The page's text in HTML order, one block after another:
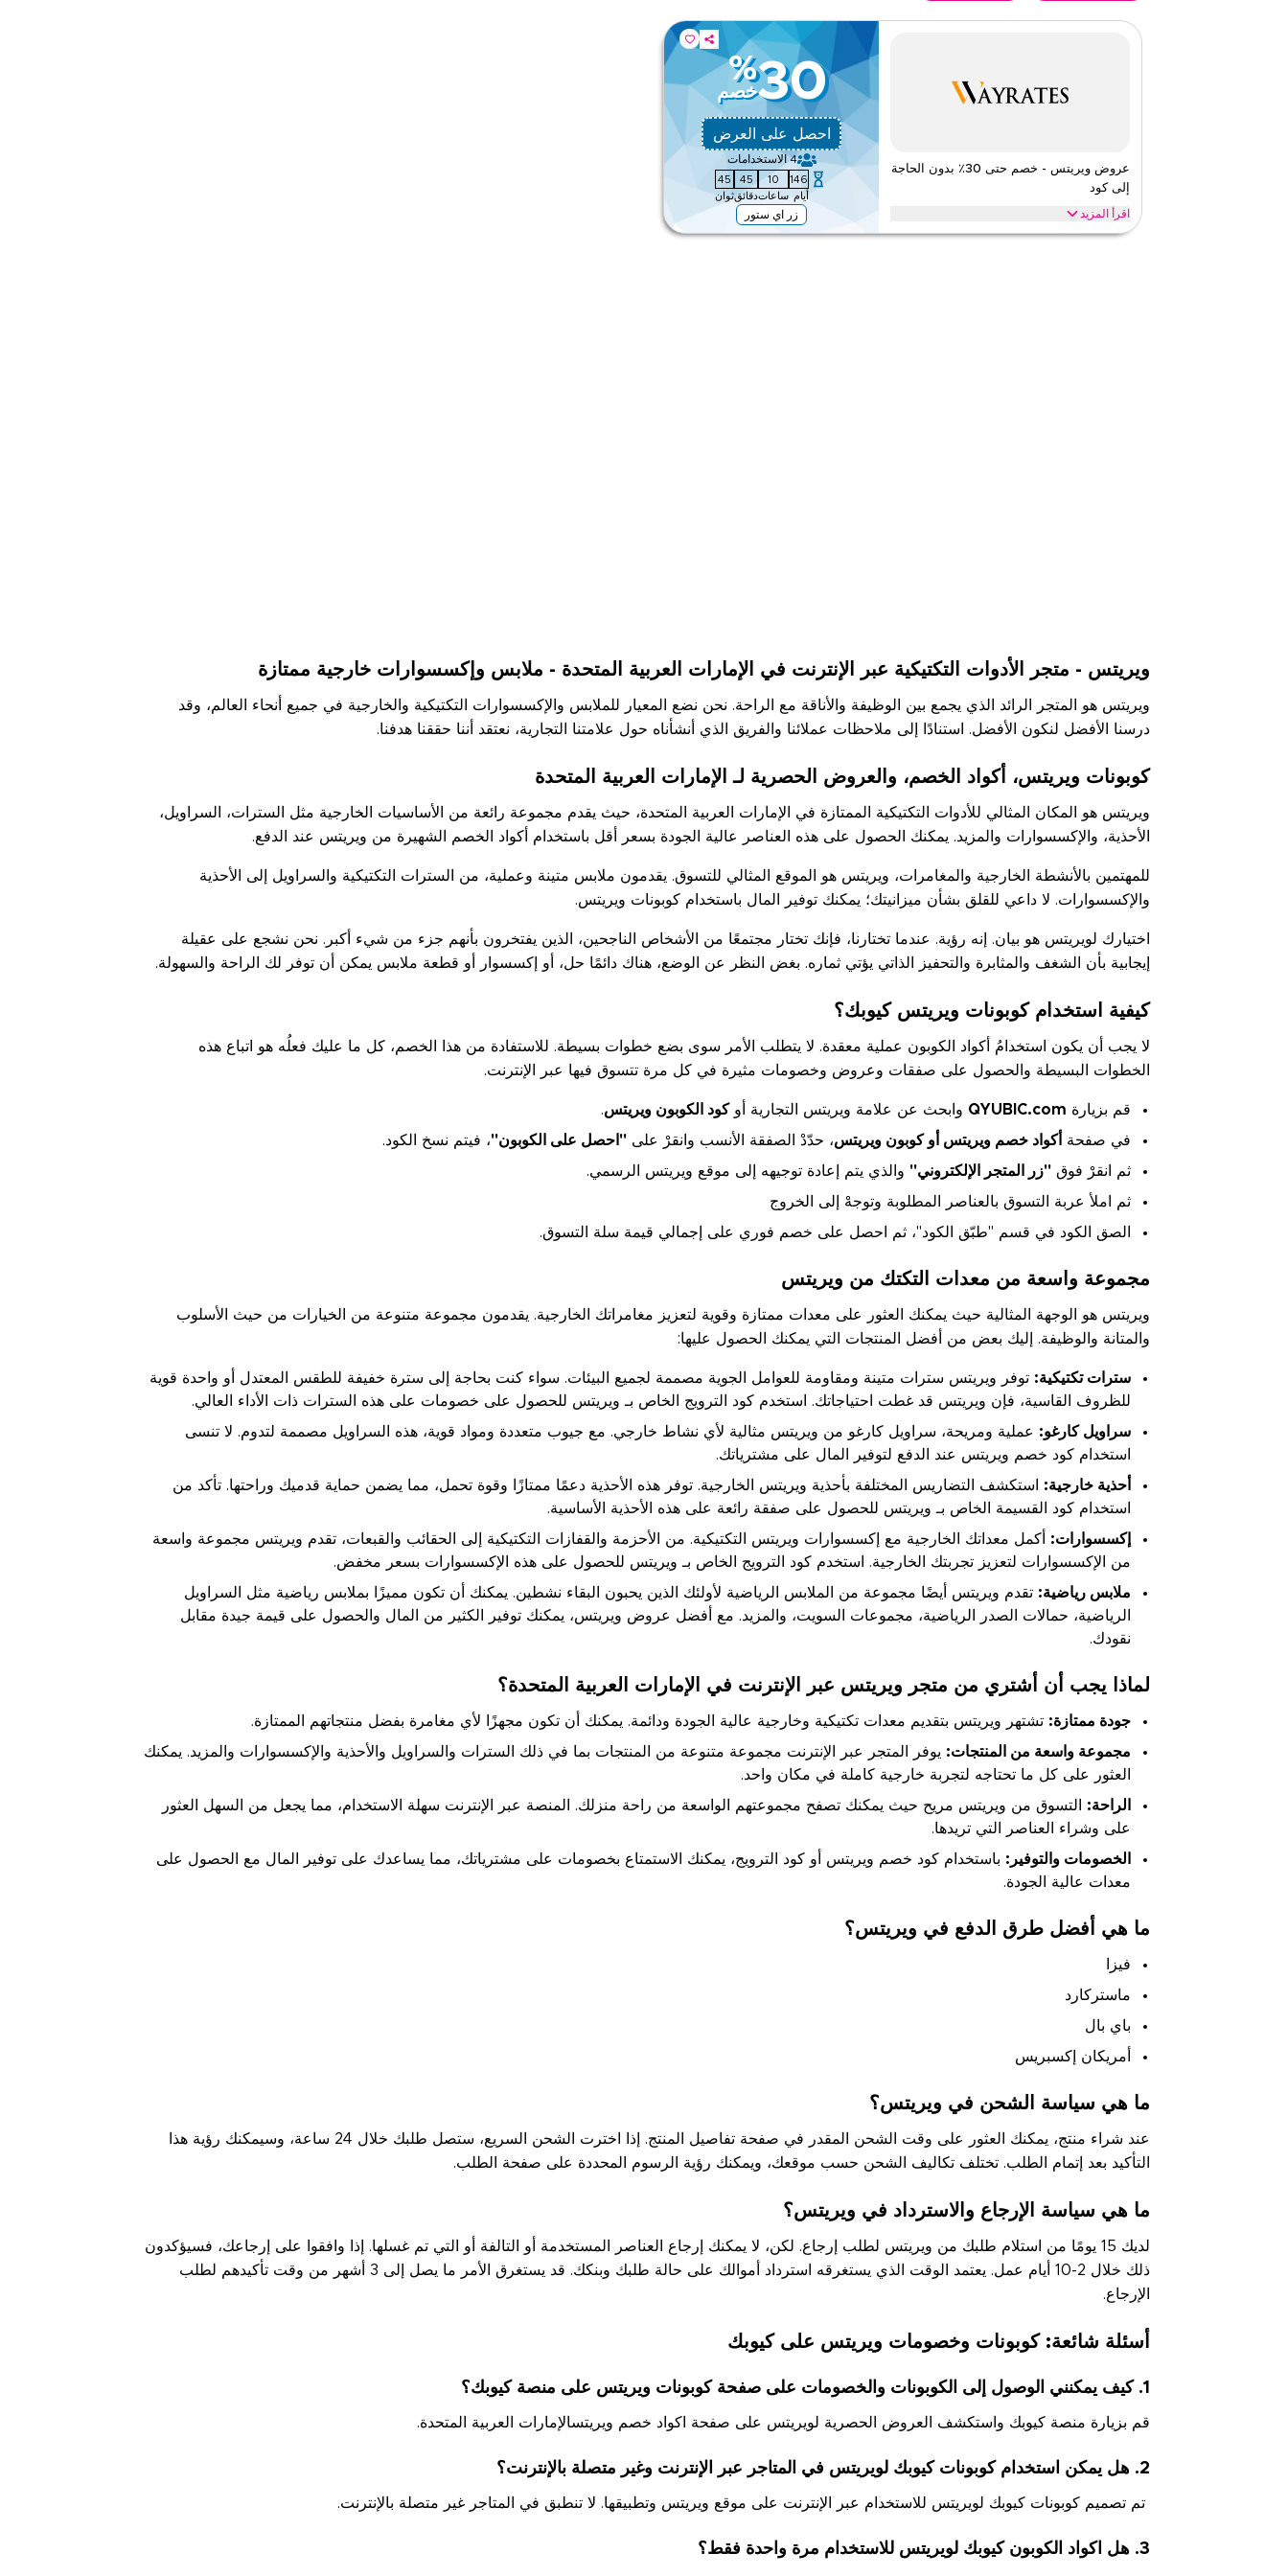
عروض ويريتس - خصم حتى 30٪ بدون الحاجة
إلى كود
اقرأ المزيد
30
%
خصم
احصل على العرض
4 الاستخدامات
146
أيام
10
ساعات
45
دقائق
44
ثوان
زر اي ستور
عروض حصرية تصل إلى 30% على ويريتس. وفر على الموضة من خلال الويب/التطبيق
ويريتس - متجر الأدوات التكتيكية عبر الإنترنت في الإمارات العربية المتحدة - ملابس وإكسسوارات خارجية ممتازة
ويريتس هو المتجر الرائد الذي يجمع بين الوظيفة والأناقة مع الراحة. نحن نضع المعيار للملابس والإكسسوارات التكتيكية والخارجية في جميع أنحاء العالم، وقد
درسنا الأفضل لنكون الأفضل. استنادًا إلى ملاحظات عملائنا والفريق الذي أنشأناه حول علامتنا التجارية، نعتقد أننا حققنا هدفنا.
كوبونات ويريتس، أكواد الخصم، والعروض الحصرية لـ الإمارات العربية المتحدة
ويريتس هو المكان المثالي للأدوات التكتيكية الممتازة في الإمارات العربية المتحدة، حيث يقدم مجموعة رائعة من الأساسيات الخارجية مثل السترات، السراويل،
الأحذية، والإكسسوارات والمزيد. يمكنك الحصول على هذه العناصر عالية الجودة بسعر أقل باستخدام أكواد الخصم الشهيرة من ويريتس عند الدفع.
للمهتمين بالأنشطة الخارجية والمغامرات، ويريتس هو الموقع المثالي للتسوق. يقدمون ملابس متينة وعملية، من السترات التكتيكية والسراويل إلى الأحذية
والإكسسوارات. لا داعي للقلق بشأن ميزانيتك؛ يمكنك توفير المال باستخدام كوبونات ويريتس.
اختيارك لويريتس هو بيان. إنه رؤية. عندما تختارنا، فإنك تختار مجتمعًا من الأشخاص الناجحين، الذين يفتخرون بأنهم جزء من شيء أكبر. نحن نشجع على عقيلة
إيجابية بأن الشغف والمثابرة والتحفيز الذاتي يؤتي ثماره. بغض النظر عن الوضع، هناك دائمًا حل، أو إكسسوار أو قطعة ملابس يمكن أن توفر لك الراحة والسهولة.
كيفية استخدام كوبونات ويريتس كيوبك؟
لا يجب أن يكون استخدامُ أكواد الكوبون عملية معقدة. لا يتطلب الأمر سوى بضع خطوات بسيطة. للاستفادة من هذا الخصم، كل ما عليك فعلُه هو اتباع هذه
الخطوات البسيطة والحصول على صفقات وعروض وخصومات مثيرة في كل مرة تتسوق فيها عبر الإنترنت.
قم بزيارة QYUBIC.com وابحث عن علامة ويريتس التجارية أو كود الكوبون ويريتس.
في صفحة
أكواد خصم ويريتس أو كوبون ويريتس، حدّدْ الصفقة الأنسب وانقرْ على "احصل على الكوبون"، فيتم نسخ الكود.
ثم انقرْ فوق "زر المتجر الإلكتروني" والذي يتم إعادة توجيهه إلى موقع ويريتس الرسمي.
ثم املأ عربة التسوق بالعناصر المطلوبة وتوجهْ إلى الخروج
الصق الكود في قسم "طبّق الكود"، ثم احصل على خصم فوري على إجمالي قيمة سلة التسوق.
مجموعة واسعة من معدات التكتك من ويريتس
ويريتس هو الوجهة المثالية حيث يمكنك العثور على معدات ممتازة وقوية لتعزيز مغامراتك الخارجية. يقدمون مجموعة متنوعة من الخيارات من حيث الأسلوب
والمتانة والوظيفة. إليك بعض من أفضل المنتجات التي يمكنك الحصول عليها:
سترات تكتيكية: توفر ويريتس سترات متينة ومقاومة للعوامل الجوية مصممة لجميع البيئات. سواء كنت بحاجة إلى سترة خفيفة للطقس المعتدل أو واحدة قوية
للظروف القاسية، فإن ويريتس قد غطت احتياجاتك. استخدم كود الترويج الخاص بـ ويريتس للحصول على خصومات على هذه السترات ذات الأداء العالي.
سراويل كارغو: عملية ومريحة، سراويل كارغو من ويريتس مثالية لأي نشاط خارجي. مع جيوب متعددة ومواد قوية، هذه السراويل مصممة لتدوم. لا تنسى
استخدام كود خصم ويريتس عند الدفع لتوفير المال على مشترياتك.
أحذية خارجية: استكشف التضاريس المختلفة بأحذية ويريتس الخارجية. توفر هذه الأحذية دعمًا ممتازًا وقوة تحمل، مما يضمن حماية قدميك وراحتها. تأكد من
استخدام كود القسيمة الخاص بـ ويريتس للحصول على صفقة رائعة على هذه الأحذية الأساسية.
إكسسوارات: أكمل معداتك الخارجية مع إكسسوارات ويريتس التكتيكية. من الأحزمة والقفازات التكتيكية إلى الحقائب والقبعات، تقدم ويريتس مجموعة واسعة
من الإكسسوارات لتعزيز تجربتك الخارجية. استخدم كود الترويج الخاص بـ ويريتس للحصول على هذه الإكسسوارات بسعر مخفض.
ملابس رياضية: تقدم ويريتس أيضًا مجموعة من الملابس الرياضية لأولئك الذين يحبون البقاء نشطين. يمكنك أن تكون مميزًا بملابس رياضية مثل السراويل
الرياضية، حمالات الصدر الرياضية، مجموعات السويت، والمزيد. مع أفضل عروض ويريتس، يمكنك توفير الكثير من المال والحصول على قيمة جيدة مقابل
نقودك.
لماذا يجب أن أشتري من متجر ويريتس عبر الإنترنت في الإمارات العربية المتحدة؟
جودة ممتازة: تشتهر ويريتس بتقديم معدات تكتيكية وخارجية عالية الجودة ودائمة. يمكنك أن تكون مجهزًا لأي مغامرة بفضل منتجاتهم الممتازة.
مجموعة واسعة من المنتجات: يوفر المتجر عبر الإنترنت مجموعة متنوعة من المنتجات بما في ذلك السترات والسراويل والأحذية والإكسسوارات والمزيد. يمكنك
العثور على كل ما تحتاجه لتجربة خارجية كاملة في مكان واحد.
الراحة: التسوق من ويريتس مريح حيث يمكنك تصفح مجموعتهم الواسعة من راحة منزلك. المنصة عبر الإنترنت سهلة الاستخدام، مما يجعل من السهل العثور
على وشراء العناصر التي تريدها.
الخصومات والتوفير: باستخدام كود خصم ويريتس أو كود الترويج، يمكنك الاستمتاع بخصومات على مشترياتك، مما يساعدك على توفير المال مع الحصول على
معدات عالية الجودة.
ما هي أفضل طرق الدفع في ويريتس؟
فيزا
ماستركارد
باي بال
أمريكان إكسبريس
ما هي سياسة الشحن في ويريتس؟
عند شراء منتج، يمكنك العثور على وقت الشحن المقدر في صفحة تفاصيل المنتج. إذا اخترت الشحن السريع، ستصل طلبك خلال 24 ساعة، وسيمكنك رؤية هذا
التأكيد بعد إتمام الطلب. تختلف تكاليف الشحن حسب موقعك، ويمكنك رؤية الرسوم المحددة على صفحة الطلب.
ما هي سياسة الإرجاع والاسترداد في ويريتس؟
لديك 15 يومًا من استلام طلبك من ويريتس لطلب إرجاع. لكن، لا يمكنك إرجاع العناصر المستخدمة أو التالفة أو التي تم غسلها. إذا وافقوا على إرجاعك، فسيؤكدون
ذلك خلال 2-10 أيام عمل. يعتمد الوقت الذي يستغرقه استرداد أموالك على حالة طلبك وبنكك. قد يستغرق الأمر ما يصل إلى 3 أشهر من وقت تأكيدهم لطلب
الإرجاع.
أسئلة شائعة: كوبونات وخصومات ويريتس على كيوبك
1. كيف يمكنني الوصول إلى الكوبونات والخصومات على صفحة كوبونات ويريتس على منصة كيوبك؟
قم بزيارة منصة كيوبك واستكشف العروض الحصرية لويريتس على صفحة اكواد خصم ويريتسالإمارات العربية المتحدة.
2. هل يمكن استخدام كوبونات كيوبك لويريتس في المتاجر عبر الإنترنت وغير متصلة بالإنترنت؟
تم تصميم كوبونات كيوبك لويريتس للاستخدام عبر الإنترنت على موقع ويريتس وتطبيقها. لا تنطبق في المتاجر غير متصلة بالإنترنت.
3. هل اكواد الكوبون كيوبك لويريتس للاستخدام مرة واحدة فقط؟